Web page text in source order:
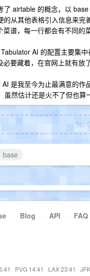
了 airtable 的概念，以
的从其他表格引入信息来
谱，每一行都会有不同的
AI 的配置主要集
要藏着，在官网上就有放
是我至今为止最满意的
虽然估计还是火不了但也算
No
base
· Blog · API · FAQ
· PVG 14:41 · LAX 23:41 ·